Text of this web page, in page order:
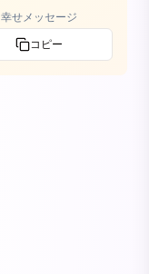
幸せメッセージ
コピー